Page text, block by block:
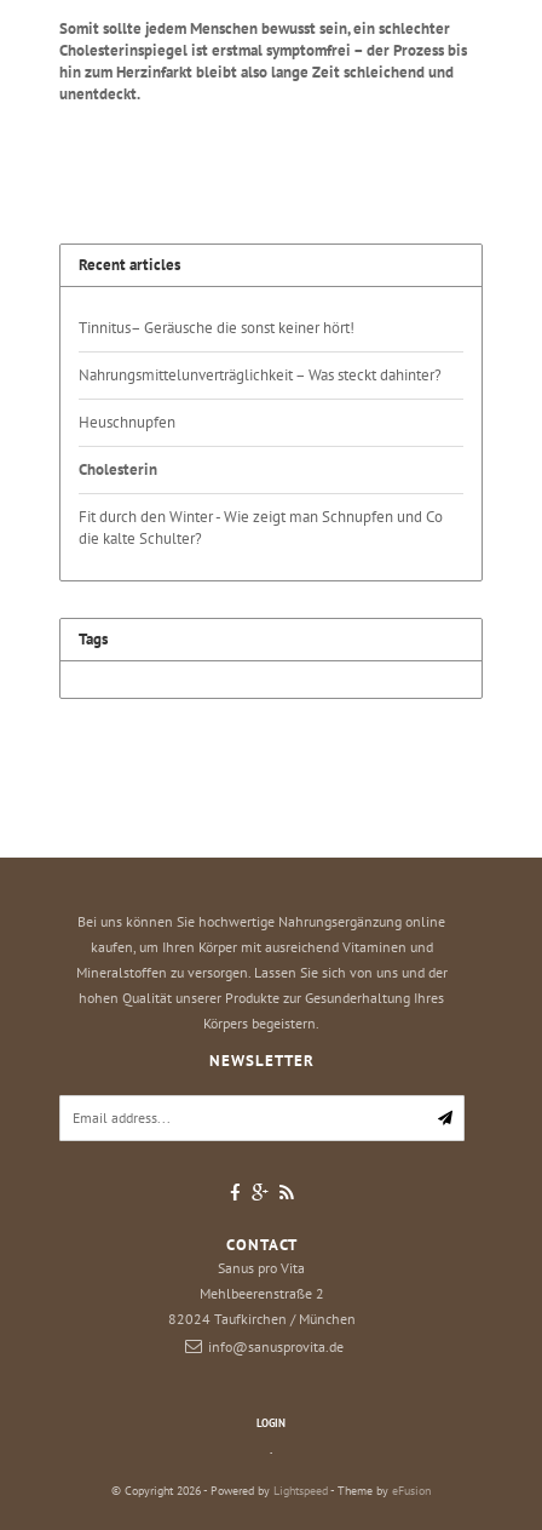
Somit sollte jedem Menschen bewusst sein, ein schlechter
Cholesterinspiegel ist erstmal symptomfrei – der Prozess bis
hin zum Herzinfarkt bleibt also lange Zeit schleichend und
unentdeckt.
Recent articles
Tinnitus– Geräusche die sonst keiner hört!
Nahrungsmittelunverträglichkeit – Was steckt dahinter?
Heuschnupfen
Cholesterin
Fit durch den Winter - Wie zeigt man Schnupfen und Co
die kalte Schulter?
Tags
Bei uns können Sie hochwertige Nahrungsergänzung online
kaufen, um Ihren Körper mit ausreichend Vitaminen und
Mineralstoffen zu versorgen. Lassen Sie sich von uns und der
hohen Qualität unserer Produkte zur Gesunderhaltung Ihres
Körpers begeistern.
NEWSLETTER
CONTACT
Sanus pro Vita
Mehlbeerenstraße 2
82024 Taufkirchen / München
info@sanusprovita.de
LOGIN
© Copyright 2026 - Powered by Lightspeed- Theme by eFusion